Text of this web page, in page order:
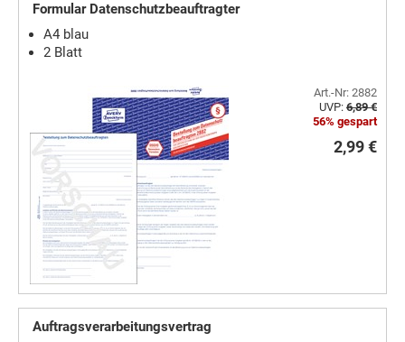
Formular Datenschutzbeauftragter
A4 blau
2 Blatt
Art.-Nr: 2882
UVP: 6,89 €
56% gespart
2,99 €
Auftragsverarbeitungsvertrag